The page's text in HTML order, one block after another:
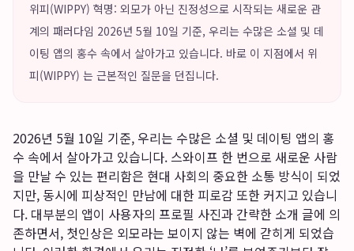
위피(WIPPY) 혁명: 외모가 아닌 진정성으로 시작되는 새로운 관
계의 패러다임 2026년 5월 10일 기준, 우리는 수많은 소셜 및 데
이팅 앱의 홍수 속에서 살아가고 있습니다. 바로 이 지점에서 위
피(WIPPY) 는 근본적인 질문을 던집니다.
2026년 5월 10일 기준, 우리는 수많은 소셜 및 데이팅 앱의 홍
수 속에서 살아가고 있습니다. 스와이프 한 번으로 새로운 사람
을 만날 수 있는 편리함은 현대 사회의 중요한 소통 방식이 되었
지만, 동시에 피상적인 만남에 대한 피로감 또한 커지고 있습니
다. 대부분의 앱이 사용자의 프로필 사진과 간략한 소개 글에 의
존하면서, 첫인상은 외모라는 보이지 않는 벽에 갇히게 되었습